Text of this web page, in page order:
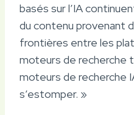
basés sur l’IA
du contenu provenant
frontières entre les
moteurs de recherche
moteurs de recherche
s’estomper. »